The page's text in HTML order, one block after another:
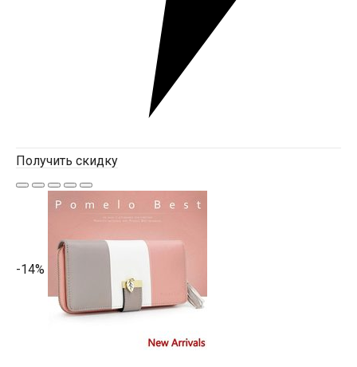
Получить скидку
-14%